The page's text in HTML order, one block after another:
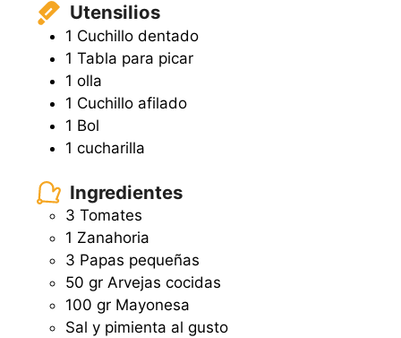
Utensilios
1 Cuchillo dentado
1 Tabla para picar
1 olla
1 Cuchillo afilado
1 Bol
1 cucharilla
Ingredientes
3 Tomates
1 Zanahoria
3 Papas pequeñas
50 gr Arvejas cocidas
100 gr Mayonesa
Sal y pimienta al gusto